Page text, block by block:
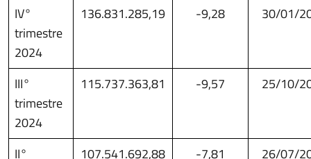
IV°
trimestre
2024
136.831.285,19 -9,28 30/01/
III°
trimestre
2024
115.737.363,81 -9,57 25/10/
II° 107.541.692,88 -7,81 26/07/